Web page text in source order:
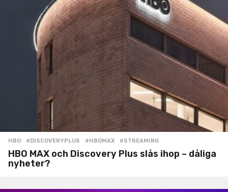
HBO #DISCOVERYPLUS ,#HBOMAX ,#STREAMING
HBO MAX och Discovery Plus slås ihop – dåliga
nyheter?